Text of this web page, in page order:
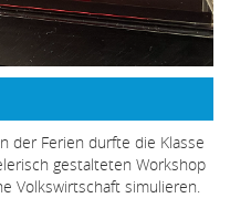
der Ferien durfte die Klasse
gestalteten Workshop
Volkswirtschaft simulieren.